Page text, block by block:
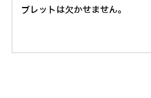
ブレットは欠かせません。